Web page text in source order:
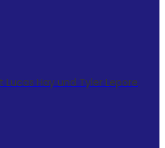
Hay und Tyler Lepore